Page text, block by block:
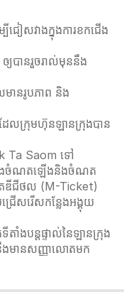
ៀសវាងក្នុងការខកជើង
បានរួចរាល់មុននឹង
ានរូបភាព និង
លក្រុមហ៊ុនឡានក្រុងបាន
Ta Saom ទៅ
ងចំណតឡើងនិងចំណត
រឌីជីថល (M-Ticket)
ើសរើសកន្លែងអង្គុយ
តាំងបន្តផ្ទាល់នៃឡានក្រុង
ងមានសញ្ញាលោតមក